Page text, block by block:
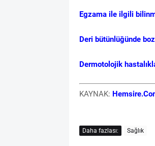
Egzama ile ilgili
Deri bütünlüğünde
Dermotolojik
KAYNAK:
Daha fazlası: Sağlık